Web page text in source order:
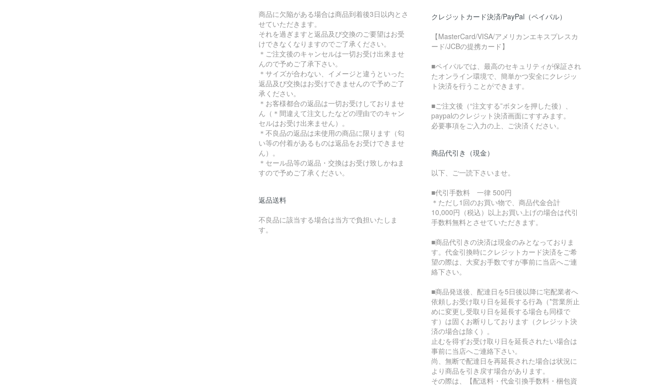
商品に欠陥がある場合は商品到着後3日以内とさ
せていただきます。
それを過ぎますと返品及び交換のご要望はお受
けできなくなりますのでご了承ください。
＊ご注文後のキャンセルは一切お受け出来ませ
んので予めご了承下さい。
＊サイズが合わない、イメージと違うといった
返品及び交換はお受けできませんので予めご了
承ください。
＊お客様都合の返品は一切お受けしておりませ
ん（＊間違えて注文したなどの理由でのキャン
セルはお受け出来ません）。
＊不良品の返品は未使用の商品に限ります（匂
い等の付着があるものは返品をお受けできませ
ん）。
＊セール品等の返品・交換はお受け致しかねま
すので予めご了承ください。
返品送料
不良品に該当する場合は当方で負担いたしま
す。
クレジットカード決済/PayPal（ペイパル）
【MasterCard/VISA/アメリカンエキスプレスカ
ード/JCBの提携カード】
■ペイパルでは、最高のセキュリティが保証され
たオンライン環境で、簡単かつ安全にクレジッ
ト決済を行うことができます。
■ご注文後（“注文する”ボタンを押した後）、
paypalのクレジット決済画面にすすみます。
必要事項をご入力の上、ご決済ください。
商品代引き（現金）
以下、ご一読下さいませ。
■代引手数料 一律 500円
＊ただし1回のお買い物で、商品代金合計
10,000円（税込）以上お買い上げの場合は代引
手数料無料とさせていただきます。
■商品代引きの決済は現金のみとなっておりま
す。代金引換時にクレジットカード決済をご希
望の際は、大変お手数ですが事前に当店へご連
絡下さい。
■商品発送後、配達日を5日後以降に宅配業者へ
依頼しお受け取り日を延長する行為（*営業所止
めに変更し受取り日を延長する場合も同様で
す）は固くお断りしております（クレジット決
済の場合は除く）。
止むを得ずお受け取り日を延長されたい場合は
事前に当店へご連絡下さい。
尚、無断で配達日を再延長された場合は状況に
より商品を引き戻す場合があります。
その際は、【配送料・代金引換手数料・梱包資